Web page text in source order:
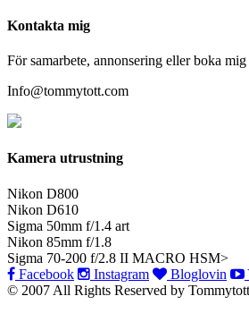
Kontakta mig
För samarbete, annonsering eller boka
Info@tommytott.com
Kamera utrustning
Nikon D800
Nikon D610
Sigma 50mm f/1.4 art
Nikon 85mm f/1.8
Sigma 70-200 f/2.8 II MACRO HSM>
Facebook
Instagram Bloglovin
© 2007 All Rights Reserved by